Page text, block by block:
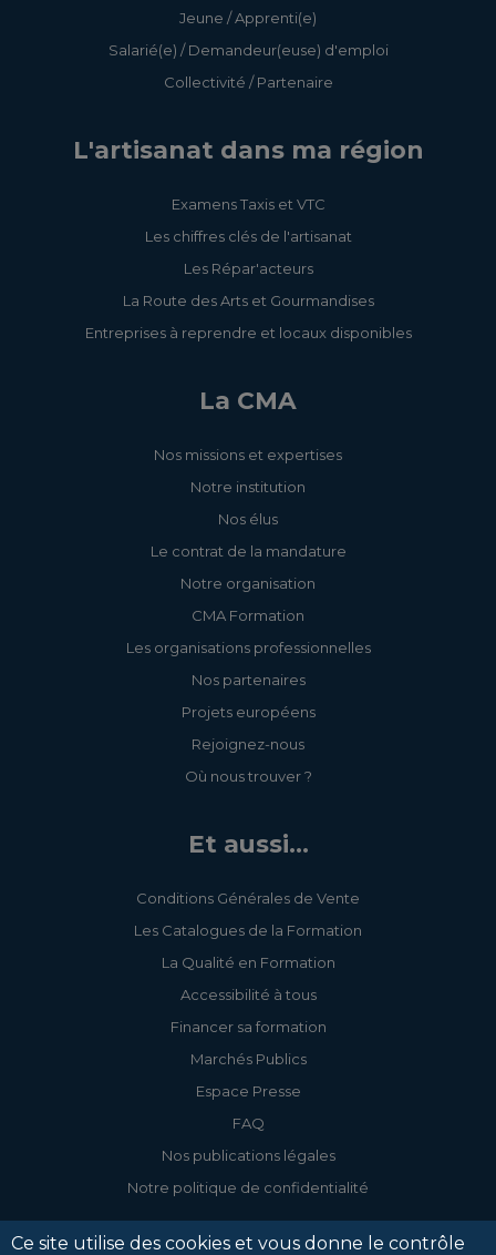
Jeune / Apprenti(e)
Salarié(e) / Demandeur(euse) d'emploi
Collectivité / Partenaire
L'artisanat dans ma région
Examens Taxis et VTC
Les chiffres clés de l'artisanat
Les Répar'acteurs
La Route des Arts et Gourmandises
Entreprises à reprendre et locaux disponibles
La CMA
Nos missions et expertises
Notre institution
Nos élus
Le contrat de la mandature
Notre organisation
CMA Formation
Les organisations professionnelles
Nos partenaires
Projets européens
Rejoignez-nous
Où nous trouver ?
Et aussi...
Conditions Générales de Vente
Les Catalogues de la Formation
La Qualité en Formation
Accessibilité à tous
Financer sa formation
Marchés Publics
Espace Presse
FAQ
Nos publications légales
Notre politique de confidentialité
Ce site utilise des cookies et vous donne le contrôle